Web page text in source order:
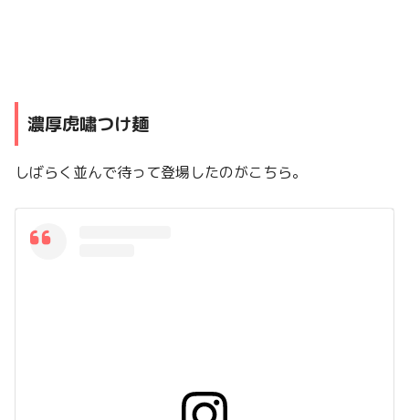
濃厚虎嘯つけ麺
しばらく並んで待って登場したのがこちら。